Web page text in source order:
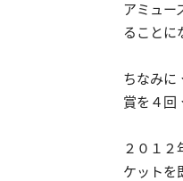
アミュー
ることに
ちなみに
賞を４回
２０１２
ケットを